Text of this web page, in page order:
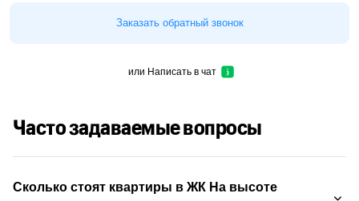
Заказать обратный звонок
или Написать в чат
Часто задаваемые вопросы
Сколько стоят квартиры в ЖК На высоте